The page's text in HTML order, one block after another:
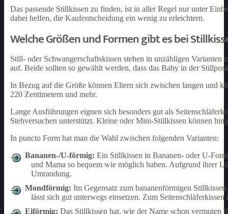
Das passende Stillkissen zu finden, ist in aller Regel nur unter
dabei helfen, die Kaufentscheidung ein wenig zu erleichtern.
Welche Größen und Formen gibt es bei
Still- oder Schwangerschaftskissen stehen in unzähligen
auf. Beide sollten so gewählt werden, dass das Baby in der
In Bezug auf die Größe können Eltern sich zwischen langen und
220 Zentimetern und mehr.
Lange Ausführungen eignen sich besonders gut als
Stehversuchen unterstützt. Kleine oder Mini-Stillkissen können
In puncto Form hat man die Wahl zwischen folgenden Varianten:
Bananen-/U-förmig: Ein Stillkissen in Bananen- oder U-
und Mama so bequem wie möglich haben. Aufgrund ihrer
Umrandung.
Mondförmig: Im Gegensatz zum bananenförmigen
lässt sich gut unterwegs einsetzen. Zum
Eiförmig: Das Stillkissen hat, wie der Name schon vermuten